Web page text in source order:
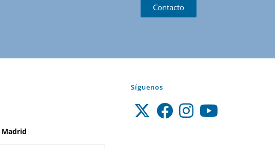
Contacto
Madrid
Síguenos